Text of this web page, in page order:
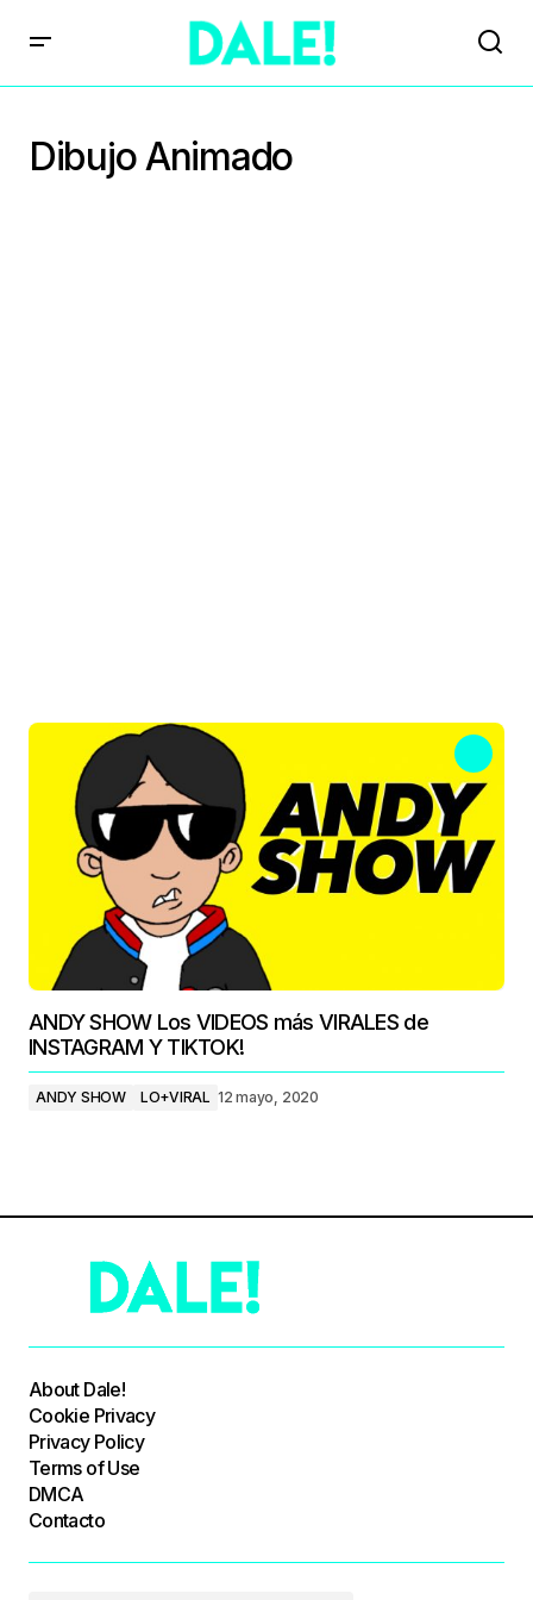
Dibujo Animado
ANDY SHOW Los VIDEOS más VIRALES de
INSTAGRAM Y TIKTOK!
ANDY SHOW LO+VIRAL 12 mayo, 2020
About Dale!
Cookie Privacy
Privacy Policy
Terms of Use
DMCA
Contacto